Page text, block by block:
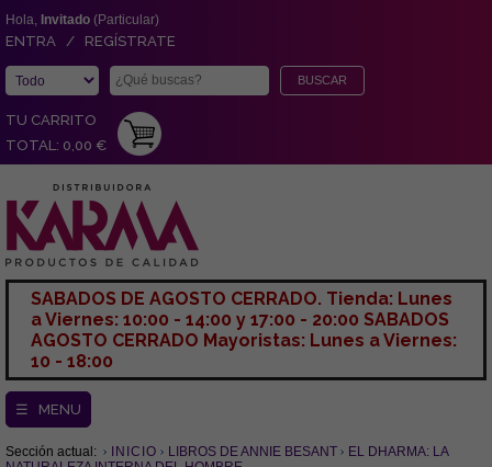
Hola, Invitado (Particular)
ENTRA / REGÍSTRATE
TU CARRITO
TOTAL: 0,00 €
SABADOS DE AGOSTO CERRADO. Tienda: Lunes
a Viernes: 10:00 - 14:00 y 17:00 - 20:00 SABADOS
AGOSTO CERRADO Mayoristas: Lunes a Viernes:
10 - 18:00
☰ MENU
Sección actual: INICIO LIBROS DE ANNIE BESANT
EL DHARMA: LA